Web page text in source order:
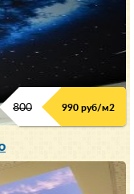
800 990 руб/м2